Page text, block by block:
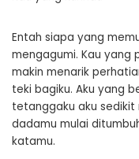
Entah siapa yang
mengagumi. Kau yang
makin menarik
teki bagiku. Aku yang
tetanggaku aku
dadamu mulai
katamu.